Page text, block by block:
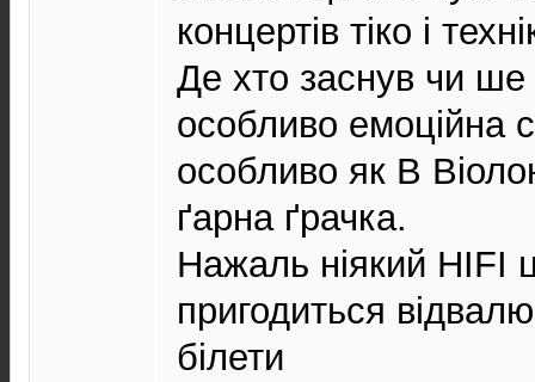
концертів тіко і
Де хто заснув чи
особливо емоційна
особливо як B
ґарна ґрачка.
Нажаль ніякий HIFI
пригодиться
білети